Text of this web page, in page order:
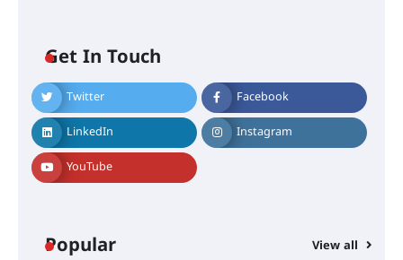
Get In Touch
Twitter Facebook
LinkedIn Instagram
YouTube
Popular View all
ഐ.ടി.യു. ബാങ്കിലെ
നിക്ഷേപകർക്ക് പണം തിരികെ
ലഭ്യമാക്കാൻ കേന്ദ്ര-കേരള
സർക്കാരുകൾ അടിയന്തരമായി
ഇടപെടണമെന്ന് ഐ.ടി.യു. ബാങ്ക്
നിക്ഷേപക സംരക്ഷണ സമിതി
ശക്തമായ കാറ്റിന് സാധ്യത –